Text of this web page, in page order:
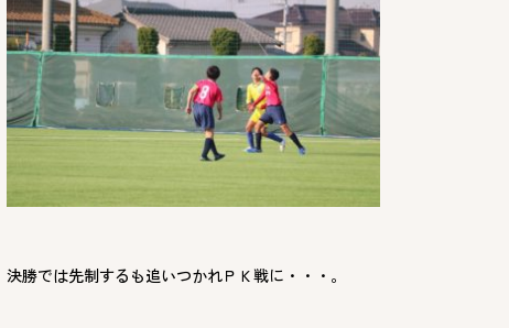
決勝では先制するも追いつかれＰＫ戦に・・・。